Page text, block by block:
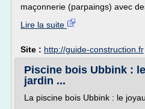
maçonnerie (parpaings) avec
Lire la suite
Site : http://guide-construction.fr
Piscine bois Ubbink :
jardin ...
La piscine bois Ubbink : le